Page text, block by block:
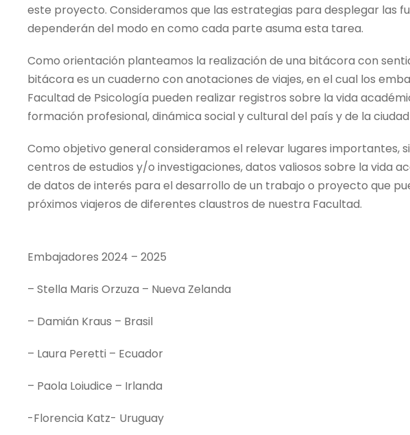
este proyecto. Consideramos que las estrategias para desplegar las
dependerán del modo en como cada parte asuma esta tarea.
Como orientación planteamos la realización de una bitácora con
bitácora es un cuaderno con anotaciones de viajes, en el cual los
Facultad de Psicología pueden realizar registros sobre la vida
formación profesional, dinámica social y cultural del país y de la
Como objetivo general consideramos el relevar lugares importantes,
centros de estudios y/o investigaciones, datos valiosos sobre la vida
de datos de interés para el desarrollo de un trabajo o proyecto que
próximos viajeros de diferentes claustros de nuestra Facultad.
Embajadores 2024 – 2025
– Stella Maris Orzuza – Nueva Zelanda
– Damián Kraus – Brasil
– Laura Peretti – Ecuador
– Paola Loiudice – Irlanda
-Florencia Katz- Uruguay